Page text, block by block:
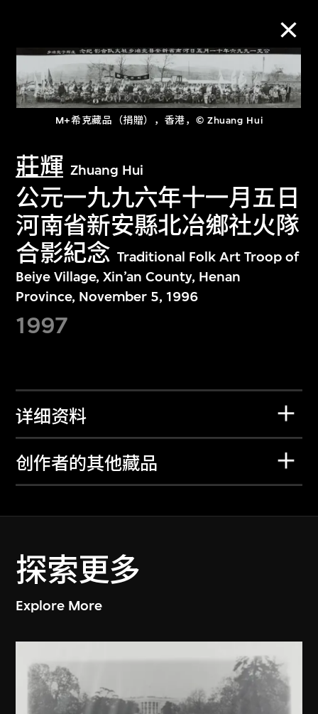
M+希克藏品（捐贈），香港，© Zhuang Hui
莊輝 Zhuang Hui
公元一九九六年十一月五日
河南省新安縣北冶鄉社火隊
合影紀念 Traditional Folk Art Troop of
Beiye Village, Xin’an County, Henan
Province, November 5, 1996
1997
详细资料
创作者的其他藏品
探索更多
Explore More
M+藏品
进一步筛选
关于M+藏品
探索世界顶级的二十及二十一世纪视觉
文化藏品。